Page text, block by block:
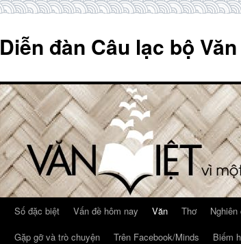
content
Diễn đàn Câu lạc bộ
Số đặc biệt Vấn đề hôm nay Văn Thơ
Gặp gỡ và trò chuyện
Trên Facebook/Minds Biếm